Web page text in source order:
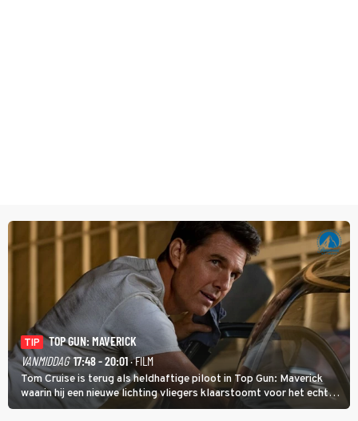
TIP
TOP GUN: MAVERICK
VANMIDDAG 17:48 - 20:01· FILM
Tom Cruise is terug als heldhaftige piloot in Top Gun: Maverick
waarin hij een nieuwe lichting vliegers klaarstoomt voor het echte
werk.